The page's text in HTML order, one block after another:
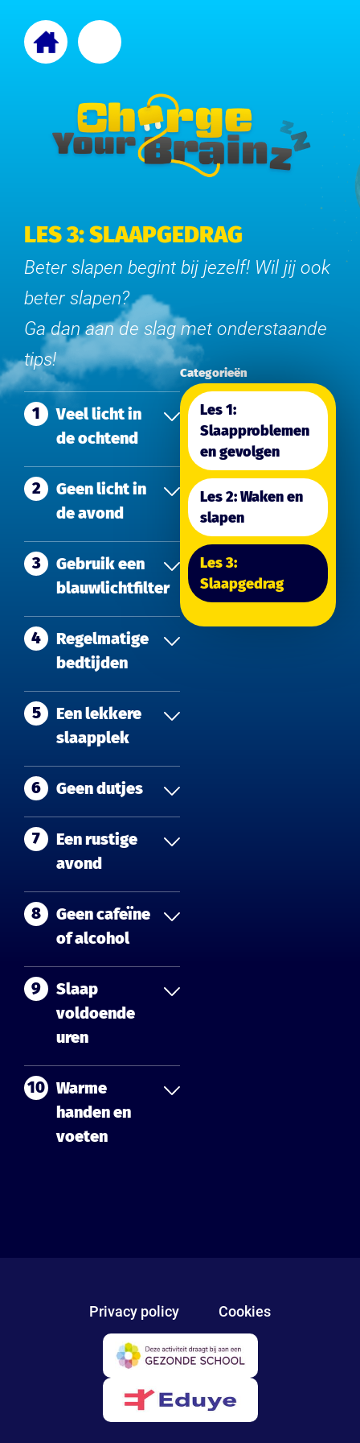
LES 3: SLAAPGEDRAG
Beter slapen begint bij jezelf! Wil jij ook
beter slapen?
Ga dan aan de slag met onderstaande
tips!
1
Veel licht in
de ochtend
2
Geen licht in
de avond
3
Gebruik een
blauwlichtfilter
4
Regelmatige
bedtijden
5
Een lekkere
slaapplek
6 Geen dutjes
7
Een rustige
avond
8
Geen cafeïne
of alcohol
9
Slaap
voldoende
uren
10 Warme
handen en
voeten
Categorieën
Les 1:
Slaapproblemen
en gevolgen
Les 2: Waken en
slapen
Les 3:
Slaapgedrag
Privacy policy Cookies